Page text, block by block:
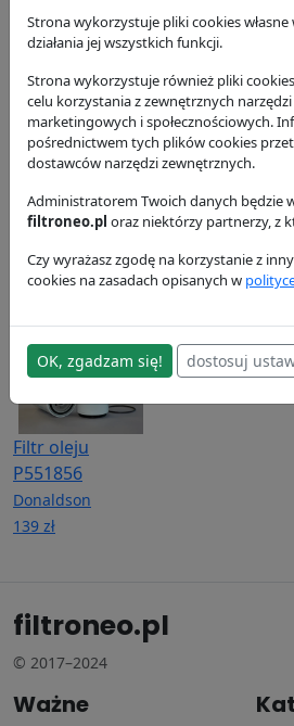
107.26 zł
Filtr oleju
P550779
63.74 zł
Filtr paliwa
P551422
114.07 zł
Filtr oleju
P551856
Donaldson
139 zł
filtroneo.pl
© 2017–2024
Ważne
Strona wykorzystuje pliki cookies własne
działania jej wszystkich funkcji.
Strona wykorzystuje również pliki
celu korzystania z zewnętrznych
marketingowych i społecznościowych.
pośrednictwem tych plików cookies
dostawców narzędzi zewnętrznych.
Administratorem Twoich danych będzie
filtroneo.pl oraz niektórzy partnerzy, z
Czy wyrażasz zgodę na korzystanie z
cookies na zasadach opisanych w
OK, zgadzam się! dostosuj